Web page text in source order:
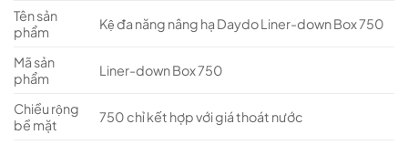
Tên sản
phẩm
Kệ đa năng nâng hạ Daydo Liner-down Box 750
Mã sản
phẩm
Liner-down Box 750
Chiều rộng
bề mặt
750 chỉ kết hợp với giá thoát nước